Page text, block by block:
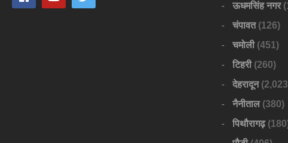
ऊधमसिंह नगर
चंपावत(126)
चमोली(451)
टिहरी(260)
देहरादून
नैनीताल(380)
पिथौरागढ़